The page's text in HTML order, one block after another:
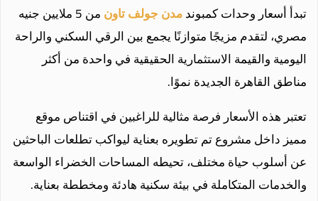
تبدأ أسعار وحدات كمبوندمدن جولف تاون
من 5 ملايين جنيه
مصري، لتقدم مزيجًا متوازنًا يجمع بين الرقي السكني والراحة
اليومية والقيمة الاستثمارية الحقيقية في واحدة من أكثر
مناطق القاهرة الجديدة نموًا.
تعتبر هذه الأسعار فرصة مثالية للراغبين في اقتناص موقع
مميز داخل مشروع تم تطويره بعناية ليواكب تطلعات الباحثين
عن أسلوب حياة مختلف، تحيطه المساحات الخضراء الواسعة
والخدمات المتكاملة في بيئة سكنية هادئة ومخططة بعناية.